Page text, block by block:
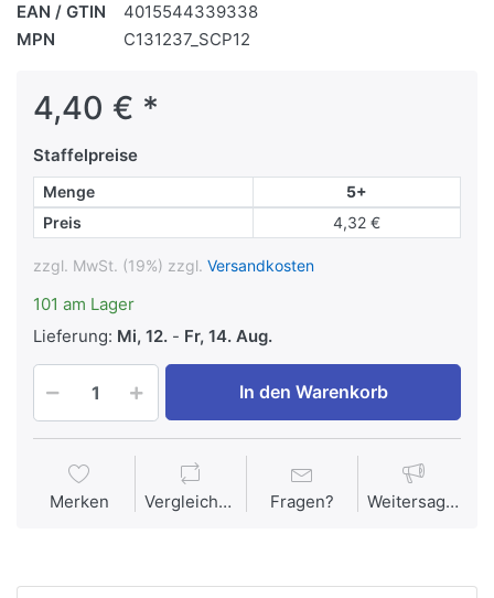
EAN / GTIN
4015544339338
MPN
C131237_SCP12
4,40 € *
Staffelpreise
Menge
5+
Preis
4,32 €
zzgl. MwSt. (19%) zzgl. Versandkosten
101 am Lager
Lieferung: Mi, 12. - Fr, 14. Aug.
In den Warenkorb
Merken Vergleichen Fragen? Weitersagen